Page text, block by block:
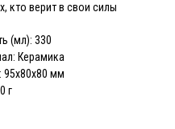
кто верит в свои силы
(мл): 330
Керамика
мм
г